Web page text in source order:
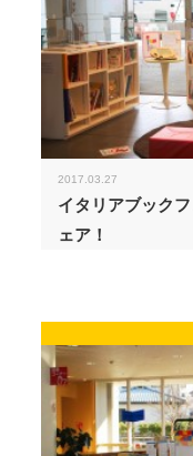
2017.03.27
イタリアブック
ェア！